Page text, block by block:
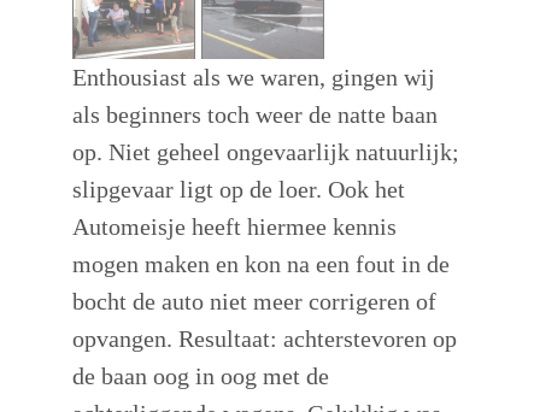
Enthousiast als we waren, gingen wij
als beginners toch weer de natte baan
op. Niet geheel ongevaarlijk natuurlijk;
slipgevaar ligt op de loer. Ook het
Automeisje heeft hiermee kennis
mogen maken en kon na een fout in de
bocht de auto niet meer corrigeren of
opvangen. Resultaat: achterstevoren op
de baan oog in oog met de